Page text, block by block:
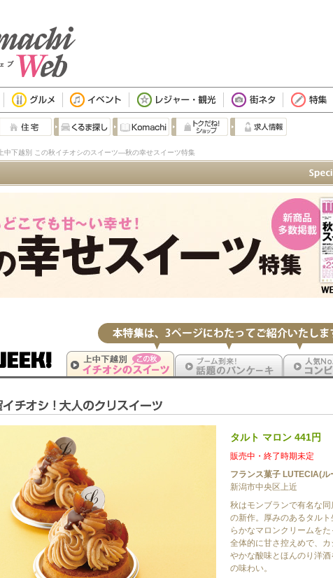
上中下越別 この秋イチオシのスイーツ―秋の幸せスイーツ特集
タルト マロン 441円
販売中・終了時期未定
フランス菓子 LUTECIA(ル
新潟市中央区上近
秋はモンブランで有名な同
の新作。厚みのあるタル
らかなマロンクリームをた
全体的に甘さ控えめで、
やかな酸味とほんのり洋酒
の味わい。